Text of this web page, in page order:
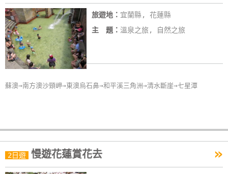
旅遊地： 宜蘭縣, 花蓮縣
主 題： 溫泉之旅, 自然之旅
蘇澳→南方澳沙頸岬→東澳烏石鼻→和平溪三角洲→清水斷崖→七星潭
2日遊 慢遊花蓮賞花去 »